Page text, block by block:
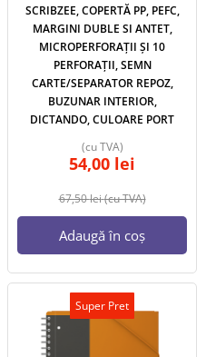
SCRIBZEE, COPERTĂ PP, PEFC,
MARGINI DUBLE SI ANTET,
MICROPERFORAȚII ȘI 10
PERFORAȚII, SEMN
CARTE/SEPARATOR REPOZ,
BUZUNAR INTERIOR,
DICTANDO, CULOARE PORT
67,50lei(cu TVA)
54,00 lei
(cu TVA)
Adaugă în coș
Super Pret